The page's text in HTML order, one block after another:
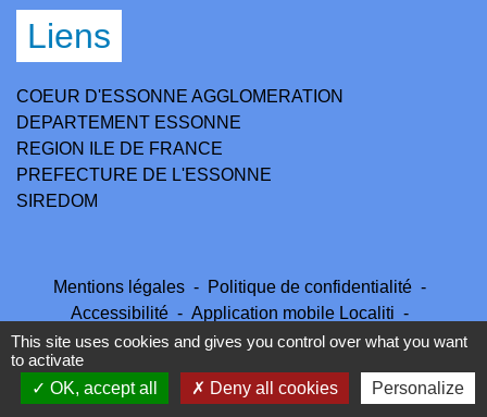
Liens
COEUR D'ESSONNE AGGLOMERATION
DEPARTEMENT ESSONNE
REGION ILE DE FRANCE
PREFECTURE DE L'ESSONNE
SIREDOM
Mentions légales - Politique de confidentialité -
Accessibilité - Application mobile Localiti -
Plan du site - Gestion des cookies
Site créé en partenariat avec Réseau des Communes
This site uses cookies and gives you control over what you want
to activate
OK, accept all
Deny all cookies Personalize